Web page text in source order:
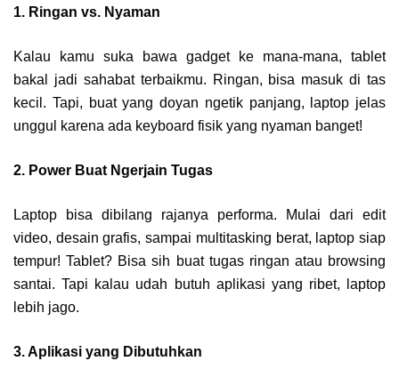
1. Ringan vs. Nyaman
Kalau kamu suka bawa gadget ke mana-mana, tablet
bakal jadi sahabat terbaikmu. Ringan, bisa masuk di tas
kecil. Tapi, buat yang doyan ngetik panjang, laptop jelas
unggul karena ada keyboard fisik yang nyaman banget!
2. Power Buat Ngerjain Tugas
Laptop bisa dibilang rajanya performa. Mulai dari edit
video, desain grafis, sampai multitasking berat, laptop siap
tempur! Tablet? Bisa sih buat tugas ringan atau browsing
santai. Tapi kalau udah butuh aplikasi yang ribet, laptop
lebih jago.
3. Aplikasi yang Dibutuhkan